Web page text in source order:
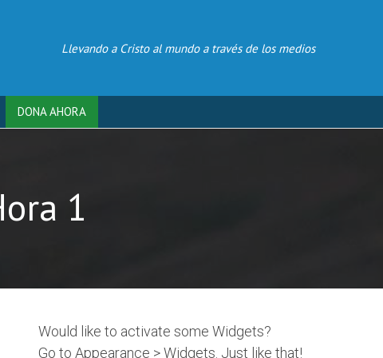
Llevando a Cristo al mundo a través de los medios
DONA AHORA
1
Would like to activate some Widgets?
Go to Appearance > Widgets. Just like that!